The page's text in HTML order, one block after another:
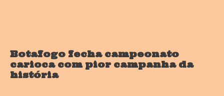
Botafogo fecha campeonato
carioca com pior campanha da
história